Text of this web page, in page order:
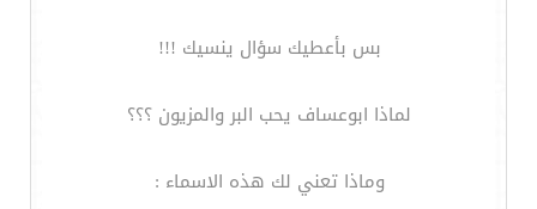
بس بأعطيك سؤال ينسيك !!!
لماذا ابوعساف يحب البر والمزيون ؟؟؟
وماذا تعني لك هذه الاسماء :